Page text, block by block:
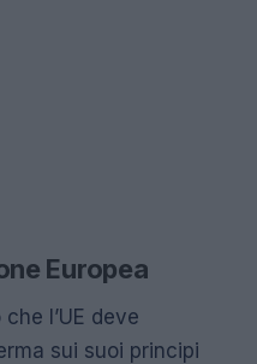
Europea
l’UE deve
sui suoi principi